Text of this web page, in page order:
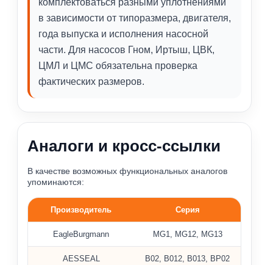
комплектоваться разными уплотнениями
в зависимости от типоразмера, двигателя,
года выпуска и исполнения насосной
части. Для насосов Гном, Иртыш, ЦВК,
ЦМЛ и ЦМС обязательна проверка
фактических размеров.
Аналоги и кросс-ссылки
В качестве возможных функциональных аналогов
упоминаются:
Производитель Серия
EagleBurgmann MG1, MG12, MG13
AESSEAL B02, B012, B013, BP02